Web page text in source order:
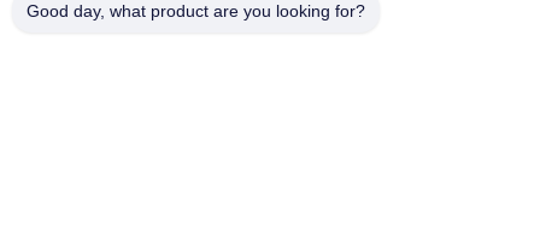
Адрес
Good day, what product are you looking for?